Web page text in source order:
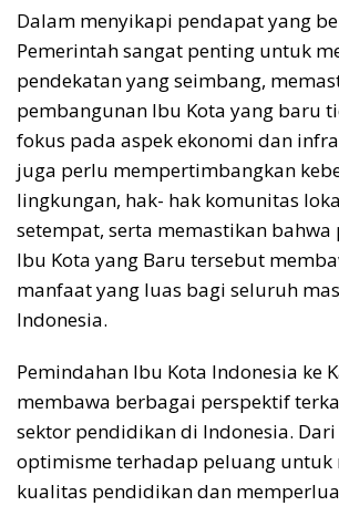
Dalam menyikapi pendapat yang
Pemerintah sangat penting untuk
pendekatan yang seimbang,
pembangunan Ibu Kota yang baru
fokus pada aspek ekonomi dan
juga perlu mempertimbangkan
lingkungan, hak- hak komunitas
setempat, serta memastikan
Ibu Kota yang Baru tersebut
manfaat yang luas bagi seluruh
Indonesia.
Pemindahan Ibu Kota Indonesia ke
membawa berbagai perspektif
sektor pendidikan di Indonesia.
optimisme terhadap peluang untuk
kualitas pendidikan dan